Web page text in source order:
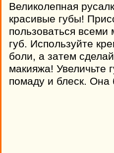
Великолепная
красивые губы!
пользоваться
губ. Используйте
боли, а затем
макияжа! Увеличьте
помаду и блеск. Она